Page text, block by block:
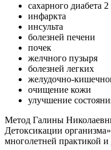
сахарного диабета 2
инфаркта
инсульта
болезней печени
почек
желчного пузыря
болезней легких
желудочно-
очищение кожи
улучшение
Метод Галины
Детоксикации
многолетней практикой и